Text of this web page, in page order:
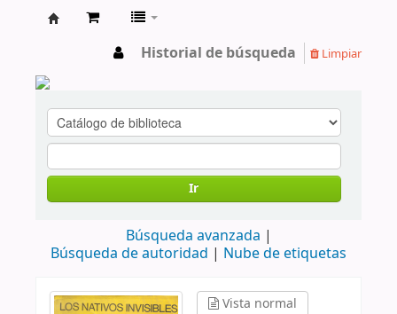
Historial de búsqueda Limpiar
Ir
Búsqueda avanzada
Búsqueda de autoridad
Nube de etiquetas
Vista normal